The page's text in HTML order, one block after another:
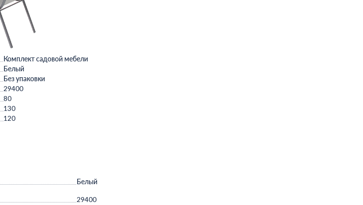
Комплект садовой мебели
Белый
Без упаковки
29400
80
130
120
Белый
29400